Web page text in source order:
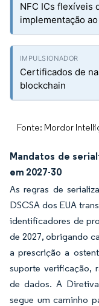
NFC ICs flexíveis
implementação
Certificados de
blockchain
Fonte: Mordor
Mandatos de
em 2027-30
As regras de
DSCSA dos EUA
identificadores de
de 2027, obrigando
a prescrição a
suporte verificação,
de dados. A
segue um caminho